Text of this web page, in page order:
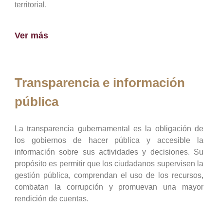
territorial.
Ver más
Transparencia e información
pública
La transparencia gubernamental es la obligación de
los gobiernos de hacer pública y accesible la
información sobre sus actividades y decisiones. Su
propósito es permitir que los ciudadanos supervisen la
gestión pública, comprendan el uso de los recursos,
combatan la corrupción y promuevan una mayor
rendición de cuentas.